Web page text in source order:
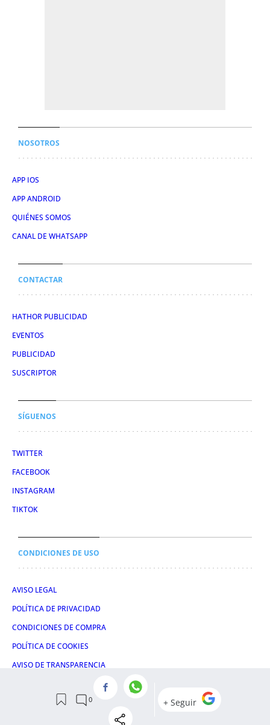
NOSOTROS
APP IOS
APP ANDROID
QUIÉNES SOMOS
CANAL DE WHATSAPP
CONTACTAR
HATHOR PUBLICIDAD
EVENTOS
PUBLICIDAD
SUSCRIPTOR
SÍGUENOS
TWITTER
FACEBOOK
INSTAGRAM
TIKTOK
CONDICIONES DE USO
AVISO LEGAL
POLÍTICA DE PRIVACIDAD
CONDICIONES DE COMPRA
POLÍTICA DE COOKIES
AVISO DE TRANSPARENCIA